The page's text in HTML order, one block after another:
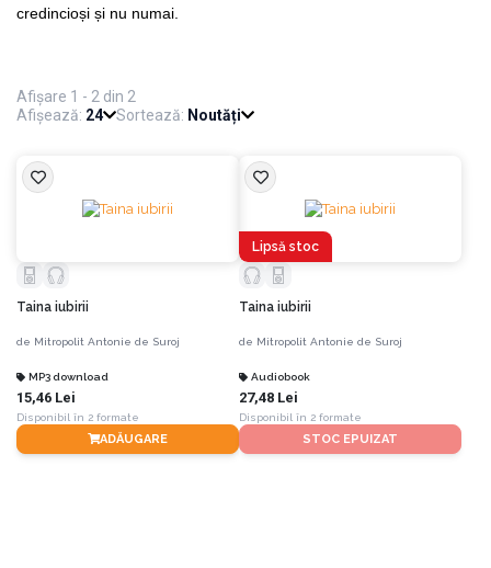
credincioși și nu numai.
Afișare 1 - 2 din 2
Afișează: 24 Sortează: Noutăți
Taina iubirii
de Mitropolit Antonie de Suroj
MP3 download
15,46 Lei
Disponibil în 2 formate
ADĂUGARE
Lipsă stoc
Taina iubirii
de Mitropolit Antonie de Suroj
Audiobook
27,48 Lei
Disponibil în 2 formate
STOC EPUIZAT